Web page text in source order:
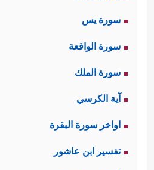
سورة يس
سورة الواقعة
سورة الملك
آية الكرسي
اواخر سورة البقرة
تفسير ابن عاشور